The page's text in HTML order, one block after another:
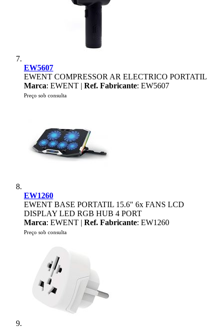
EW5607
EWENT COMPRESSOR AR ELECTRICO PORTATIL
Marca: EWENT | Ref. Fabricante: EW5607
Preço sob consulta
EW1260
EWENT BASE PORTATIL 15.6" 6x FANS LCD
DISPLAY LED RGB HUB 4 PORT
Marca: EWENT | Ref. Fabricante: EW1260
Preço sob consulta